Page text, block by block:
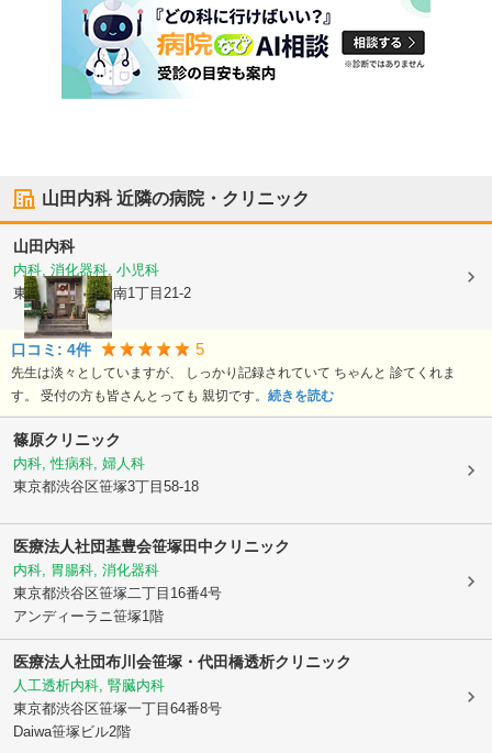
山田内科近隣の病院・クリニック
山田内科
内科, 消化器科, 小児科
東京都杉並区方南1丁目21-2
口コミ: 4件 5
先生は淡々としていますが、 しっかり記録されていて ちゃんと 診てくれま
す。 受付の方も皆さんとっても 親切です。 続きを読む
篠原クリニック
内科, 性病科, 婦人科
東京都渋谷区笹塚3丁目58-18
医療法人社団基豊会笹塚田中クリニック
内科, 胃腸科, 消化器科
東京都渋谷区笹塚二丁目16番4号
アンディーラニ笹塚1階
医療法人社団布川会笹塚・代田橋透析クリニック
人工透析内科, 腎臓内科
東京都渋谷区笹塚一丁目64番8号
Daiwa笹塚ビル2階